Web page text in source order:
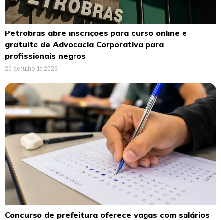
Petrobras abre inscrições para curso online e
gratuito de Advocacia Corporativa para
profissionais negros
20 de julho de 2026
Concurso de prefeitura oferece vagas com salários